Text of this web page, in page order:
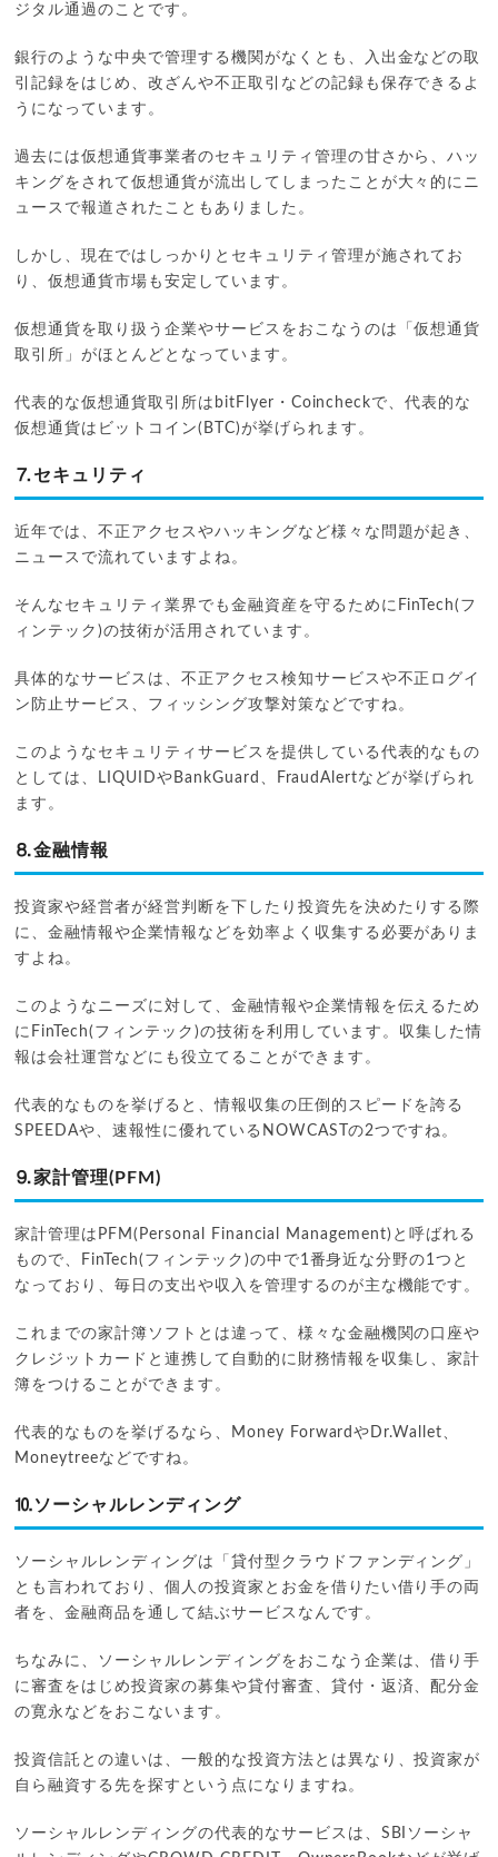
ジタル通過のことです。
銀行のような中央で管理する機関がなくとも、入出金などの取
引記録をはじめ、改ざんや不正取引などの記録も保存できるよ
うになっています。
過去には仮想通貨事業者のセキュリティ管理の甘さから、ハッ
キングをされて仮想通貨が流出してしまったことが大々的にニ
ュースで報道されたこともありました。
しかし、現在ではしっかりとセキュリティ管理が施されてお
り、仮想通貨市場も安定しています。
仮想通貨を取り扱う企業やサービスをおこなうのは「仮想通貨
取引所」がほとんどとなっています。
代表的な仮想通貨取引所はbitFlyer・Coincheckで、代表的な
仮想通貨はビットコイン(BTC)が挙げられます。
⒎セキュリティ
近年では、不正アクセスやハッキングなど様々な問題が起き、
ニュースで流れていますよね。
そんなセキュリティ業界でも金融資産を守るためにFinTech(フ
ィンテック)の技術が活用されています。
具体的なサービスは、不正アクセス検知サービスや不正ログイ
ン防止サービス、フィッシング攻撃対策などですね。
このようなセキュリティサービスを提供している代表的なもの
としては、LIQUIDやBankGuard、FraudAlertなどが挙げられ
ます。
⒏金融情報
投資家や経営者が経営判断を下したり投資先を決めたりする際
に、金融情報や企業情報などを効率よく収集する必要がありま
すよね。
このようなニーズに対して、金融情報や企業情報を伝えるため
にFinTech(フィンテック)の技術を利用しています。収集した情
報は会社運営などにも役立てることができます。
代表的なものを挙げると、情報収集の圧倒的スピードを誇る
SPEEDAや、速報性に優れているNOWCASTの2つですね。
⒐家計管理(PFM)
家計管理はPFM(Personal Financial Management)と呼ばれる
もので、FinTech(フィンテック)の中で1番身近な分野の1つと
なっており、毎日の支出や収入を管理するのが主な機能です。
これまでの家計簿ソフトとは違って、様々な金融機関の口座や
クレジットカードと連携して自動的に財務情報を収集し、家計
簿をつけることができます。
代表的なものを挙げるなら、Money ForwardやDr.Wallet、
Moneytreeなどですね。
⒑ソーシャルレンディング
ソーシャルレンディングは「貸付型クラウドファンディング」
とも言われており、個人の投資家とお金を借りたい借り手の両
者を、金融商品を通して結ぶサービスなんです。
ちなみに、ソーシャルレンディングをおこなう企業は、借り手
に審査をはじめ投資家の募集や貸付審査、貸付・返済、配分金
の寛永などをおこないます。
投資信託との違いは、一般的な投資方法とは異なり、投資家が
自ら融資する先を探すという点になりますね。
ソーシャルレンディングの代表的なサービスは、SBIソーシャ